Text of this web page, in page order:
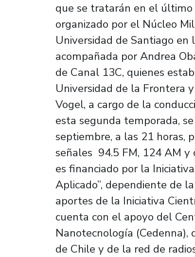
que se tratarán en el
organizado por el Núcleo
Universidad de Santiago
acompañada por Andrea
de Canal 13C, quienes
Universidad de la Frontera
Vogel, a cargo de la
esta segunda temporada,
septiembre, a las 21 horas,
señales 94.5 FM, 124 AM y
es financiado por la
Aplicado”, dependiente de
aportes de la Iniciativa
cuenta con el apoyo del
Nanotecnología (Cedenna),
de Chile y de la red de